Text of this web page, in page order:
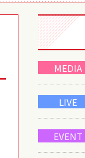
MEDIA
LIVE
EVENT